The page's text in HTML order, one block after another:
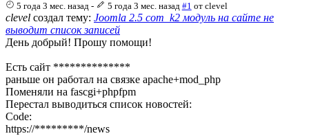
5 года 3 мес. назад - 5 года 3 мес. назад #1 от clevel
clevel создал тему: Joomla 2.5 com_k2 модуль на сайте не
выводит список записей
День добрый! Прошу помощи!
Есть сайт **************
раньше он работал на связке apache+mod_php
Поменяли на fascgi+phpfpm
Перестал выводиться список новостей:
Code:
https://*********/news